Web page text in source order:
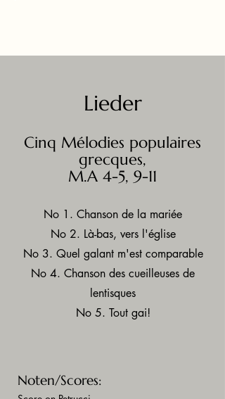
Lieder
Cinq Mélodies populaires
grecques,
M.A 4-5, 9-11
No 1. Chanson de la mariée
No 2. Là-bas, vers l'église
No 3. Quel galant m'est comparable
No 4. Chanson des cueilleuses de
lentisques
No 5. Tout gai!
Noten/Scores: